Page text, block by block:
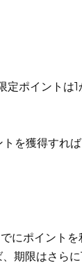
ポイントは
を獲得すれ
にポイント
期限はさら